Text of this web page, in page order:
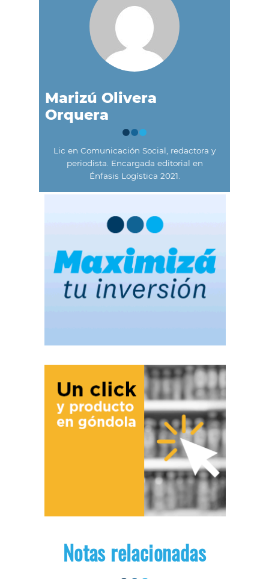
Marizú Olivera
Orquera
Lic en Comunicación Social, redactora y
periodista. Encargada editorial en
Énfasis Logística 2021.
Notas relacionadas